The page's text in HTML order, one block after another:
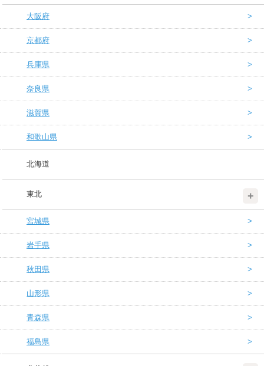
大阪府
京都府
兵庫県
奈良県
滋賀県
和歌山県
北海道
東北
宮城県
岩手県
秋田県
山形県
青森県
福島県